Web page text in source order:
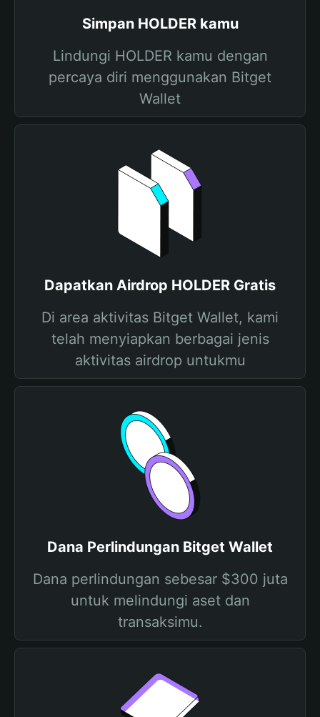
Simpan HOLDER kamu
Lindungi HOLDER kamu dengan
percaya diri menggunakan Bitget
Wallet
Dapatkan Airdrop HOLDER Gratis
Di area aktivitas Bitget Wallet, kami
telah menyiapkan berbagai jenis
aktivitas airdrop untukmu
Dana Perlindungan Bitget Wallet
Dana perlindungan sebesar $300 juta
untuk melindungi aset dan
transaksimu.